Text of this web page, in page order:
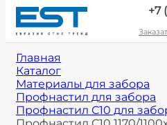
+7
Главная
Каталог
Материалы для забора
Профнастил для забора
Профнастил С10 для